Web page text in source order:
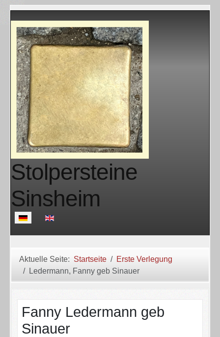
Stolpersteine
Sinsheim
Sprache auswählen
Aktuelle Seite: Startseite
Erste Verlegung
Ledermann, Fanny geb Sinauer
Fanny Ledermann geb
Sinauer